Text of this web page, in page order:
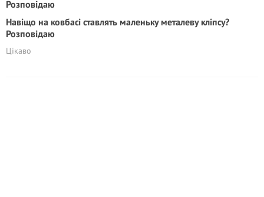
Навіщо на ковбасі ставлять маленьку металеву кліпсу?
Розповідаю
Цікаво